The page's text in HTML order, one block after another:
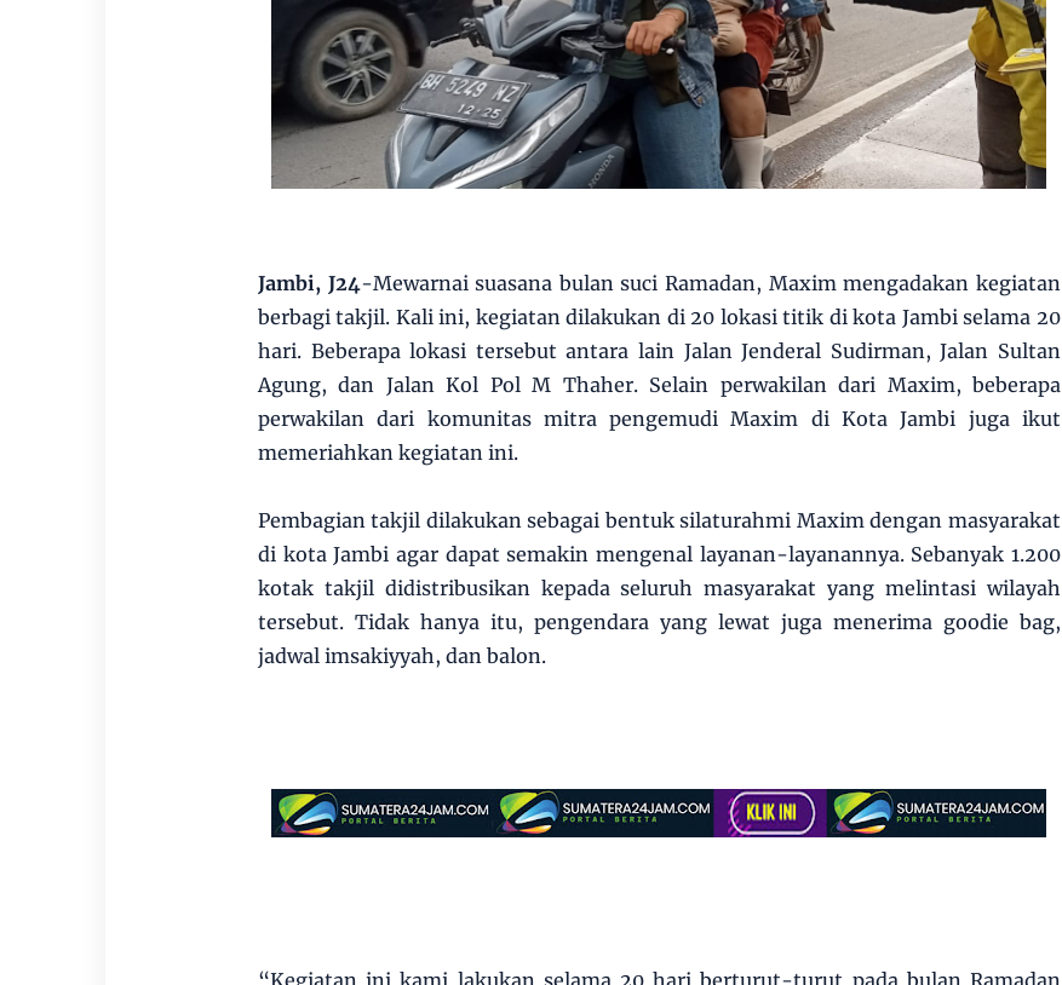
Jambi, J24-Mewarnai suasana bulan suci Ramadan, Maxim mengadakan kegiatan
berbagi takjil. Kali ini, kegiatan dilakukan di 20 lokasi titik di kota Jambi selama 20
hari. Beberapa lokasi tersebut antara lain Jalan Jenderal Sudirman, Jalan Sultan
Agung, dan Jalan Kol Pol M Thaher. Selain perwakilan dari Maxim, beberapa
perwakilan dari komunitas mitra pengemudi Maxim di Kota Jambi juga ikut
memeriahkan kegiatan ini.
Pembagian takjil dilakukan sebagai bentuk silaturahmi Maxim dengan masyarakat
di kota Jambi agar dapat semakin mengenal layanan-layanannya. Sebanyak 1.200
kotak takjil didistribusikan kepada seluruh masyarakat yang melintasi wilayah
tersebut. Tidak hanya itu, pengendara yang lewat juga menerima goodie bag,
jadwal imsakiyyah, dan balon.
“Kegiatan ini kami lakukan selama 20 hari berturut-turut pada bulan Ramadan